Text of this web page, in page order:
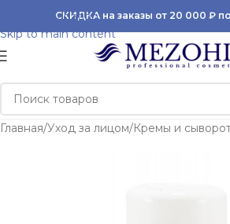
Skip to navigation
Skip to main content
СКИДКА на заказы от 20 000 ₽ по
Главная/Уход за лицом/Кремы и